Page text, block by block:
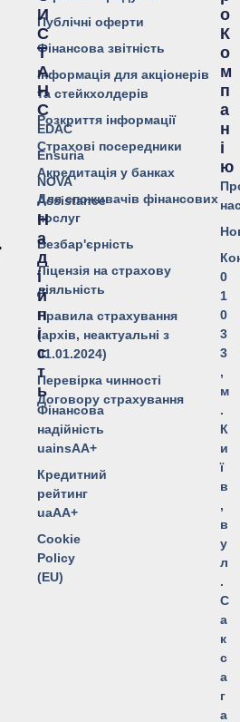
Публічні оферти
Фінансова звітність
Інформація для акціонерів
та стейкхолдерів
Розкриття інформації
Страхові посередники
Акредитація у банках
Для споживачів фінансових
послуг
Безбар'єрність
Ліцензія на страхову
діяльність
Правила страхування
(архів, неактуальні з
01.01.2024)
Перевірка чинності
Договору страхування
И
С
Т
А
Н
С
EDAC
Ensuria
NOVA
Assistance
Н
А
Д
І
Й
Н
І
С
Т
Ь
Фінансова
надійність
uainsAA+
Кредитний
рейтинг
uaAA+
Cookie
Policy
(EU)
О
К
О
М
П
А
Н
І
Ю
0
1
0
3
3
,
м
.
К
и
ї
в
,
в
у
л
.
С
а
к
с
а
г
а